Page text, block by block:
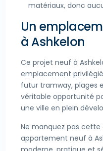
matériaux, donc
Un
à Ashkelon
Ce projet neuf à
emplacement
futur tramway, plages
véritable opportunité
une ville en plein
Ne manquez pas cette
appartement neuf à